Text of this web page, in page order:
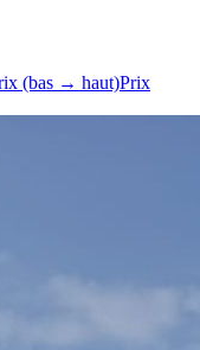
(bas → haut)Prix